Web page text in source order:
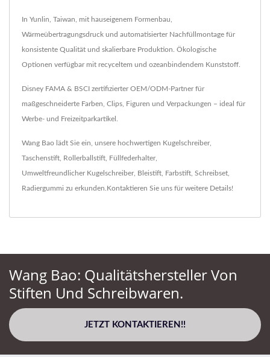
In Yunlin, Taiwan, mit hauseigenem Formenbau,
Wärmeübertragungsdruck und automatisierter Nachfüllmontage für
konsistente Qualität und skalierbare Produktion. Ökologische
Optionen verfügbar mit recyceltem und ozeanbindendem Kunststoff.
Disney FAMA & BSCI zertifizierter OEM/ODM-Partner für
maßgeschneiderte Farben, Clips, Figuren und Verpackungen – ideal für
Werbe- und Freizeitparkartikel.
Wang Bao lädt Sie ein, unsere hochwertigen Kugelschreiber,
Taschenstift Rollerballstift Füllfederhalter,
Umweltfreundlicher Kugelschreiber, Bleistift Farbstift Schreibset
Radiergummi zu erkunden. Kontaktieren Sie uns für weitere Details!
Wang Bao: Qualitätshersteller Von
Stiften Und Schreibwaren.
JETZT KONTAKTIEREN!!